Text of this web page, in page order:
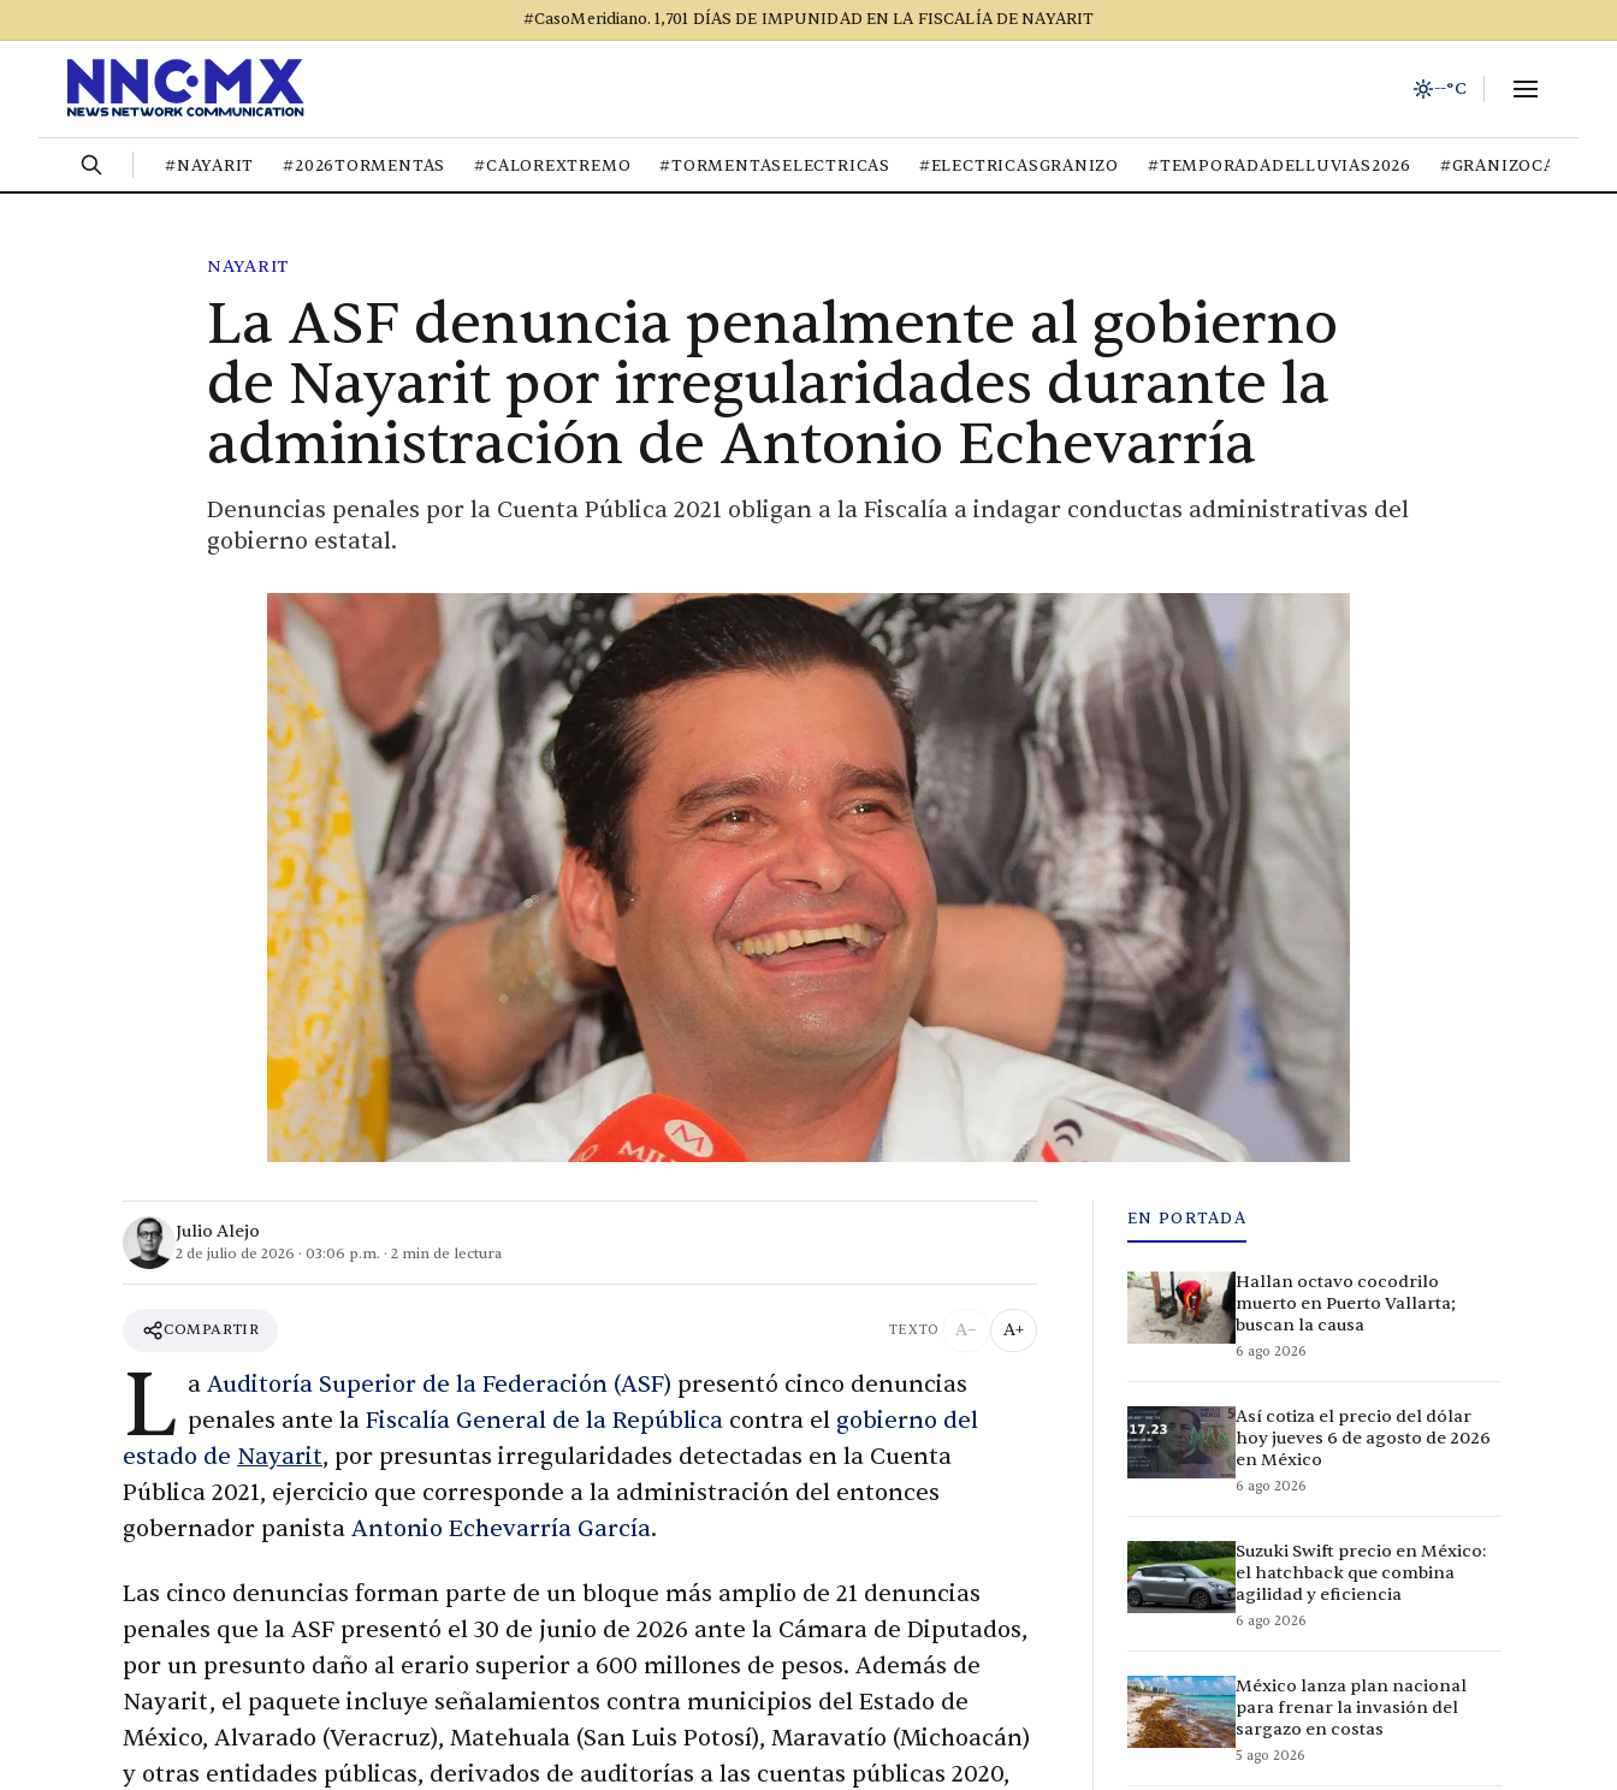
#CasoMeridiano. 1,701 DÍAS DE IMPUNIDAD EN LA FISCALÍA DE NAYARIT
--°C
#NAYARIT #2026TORMENTAS #CALOREXTREMO #TORMENTASELECTRICAS #ELECTRICASGRANIZO #TEMPORADADELLUVIAS2026 #GRANIZOCALOR
NAYARIT
La ASF denuncia penalmente al gobierno
de Nayarit por irregularidades durante la
administración de Antonio Echevarría
Denuncias penales por la Cuenta Pública 2021 obligan a la Fiscalía a indagar conductas administrativas del
gobierno estatal.
Julio Alejo
2 de julio de 2026 · 03:06 p.m. · 2 min de lectura
COMPARTIR TEXTO A− A+
L a Auditoría Superior de la Federación (ASF) presentó cinco denuncias
penales ante la Fiscalía General de la República contra el gobierno del
estado de Nayarit, por presuntas irregularidades detectadas en la Cuenta
Pública 2021, ejercicio que corresponde a la administración del entonces
gobernador panista Antonio Echevarría García.
Las cinco denuncias forman parte de un bloque más amplio de 21 denuncias
penales que la ASF presentó el 30 de junio de 2026 ante la Cámara de Diputados,
por un presunto daño al erario superior a 600 millones de pesos. Además de
Nayarit, el paquete incluye señalamientos contra municipios del Estado de
México, Alvarado (Veracruz), Matehuala (San Luis Potosí), Maravatío (Michoacán)
y otras entidades públicas, derivados de auditorías a las cuentas públicas 2020,
EN PORTADA
Hallan octavo cocodrilo
muerto en Puerto Vallarta;
buscan la causa
6 ago 2026
Así cotiza el precio del dólar
hoy jueves 6 de agosto de 2026
en México
6 ago 2026
Suzuki Swift precio en México:
el hatchback que combina
agilidad y eficiencia
6 ago 2026
México lanza plan nacional
para frenar la invasión del
sargazo en costas
5 ago 2026